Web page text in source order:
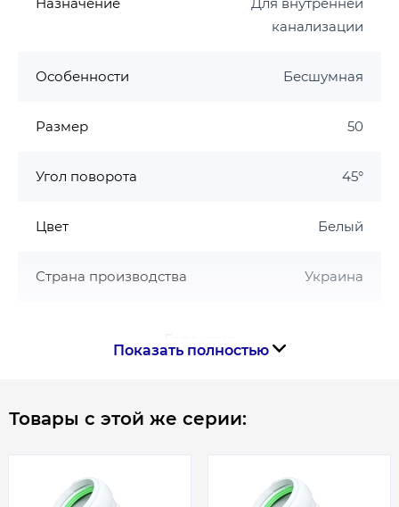
Назначение
Для внутренней
канализации
Особенности Бесшумная
Размер 50
Угол поворота 45°
Цвет Белый
Страна производства Украина
Показать полностью
Товары с этой же серии: